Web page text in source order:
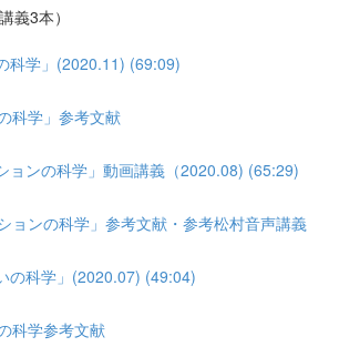
義3本）
科学」(2020.11) (69:09)
科学」参考文献
ョンの科学」動画講義（2020.08) (65:29)
ションの科学」参考文献・参考松村音声講義
の科学」(2020.07) (49:04)
科学参考文献